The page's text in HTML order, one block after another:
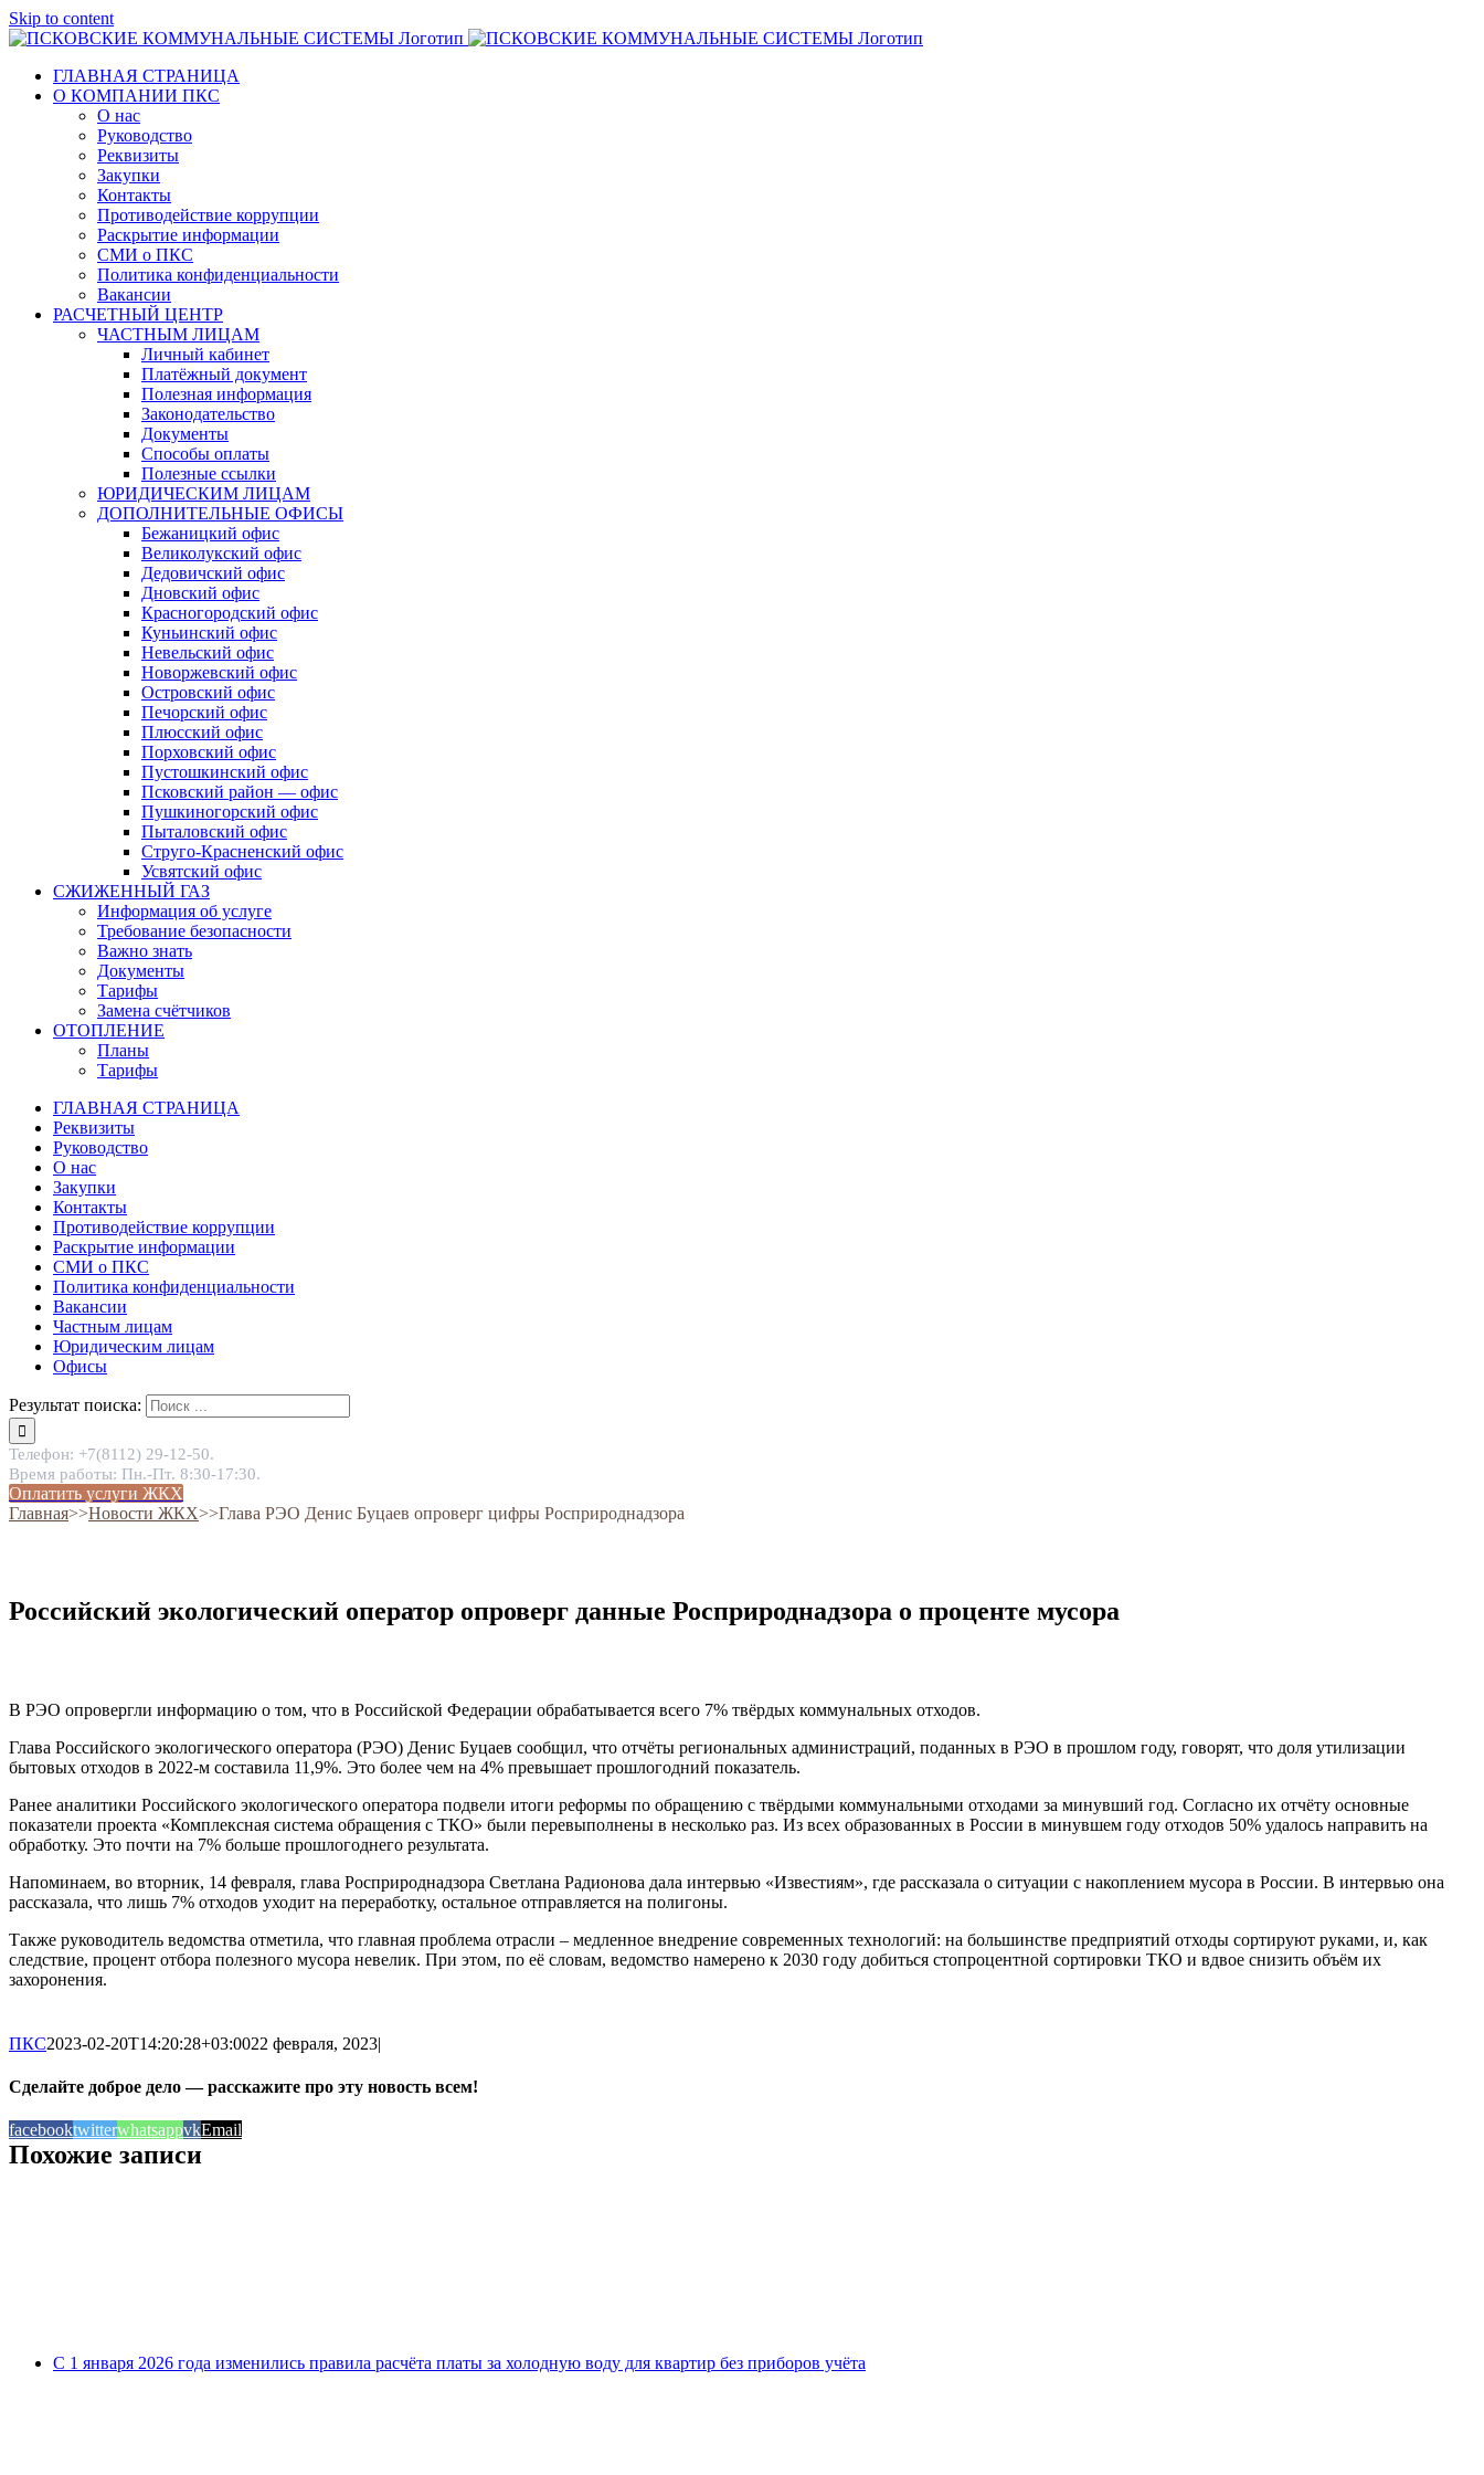
Skip to content
ГЛАВНАЯ СТРАНИЦА
О КОМПАНИИ ПКС
О нас
Руководство
Реквизиты
Закупки
Контакты
Противодействие коррупции
Раскрытие информации
СМИ о ПКС
Политика конфиденциальности
Вакансии
РАСЧЕТНЫЙ ЦЕНТР
ЧАСТНЫМ ЛИЦАМ
Личный кабинет
Платёжный документ
Полезная информация
Законодательство
Документы
Способы оплаты
Полезные ссылки
ЮРИДИЧЕСКИМ ЛИЦАМ
ДОПОЛНИТЕЛЬНЫЕ ОФИСЫ
Бежаницкий офис
Великолукский офис
Дедовичский офис
Дновский офис
Красногородский офис
Куньинский офис
Невельский офис
Новоржевский офис
Островский офис
Печорский офис
Плюсский офис
Порховский офис
Пустошкинский офис
Псковский район — офис
Пушкиногорский офис
Пыталовский офис
Струго-Красненский офис
Усвятский офис
СЖИЖЕННЫЙ ГАЗ
Информация об услуге
Требование безопасности
Важно знать
Документы
Тарифы
Замена счётчиков
ОТОПЛЕНИЕ
Планы
Тарифы
ГЛАВНАЯ СТРАНИЦА
Реквизиты
Руководство
О нас
Закупки
Контакты
Противодействие коррупции
Раскрытие информации
СМИ о ПКС
Политика конфиденциальности
Вакансии
Частным лицам
Юридическим лицам
Офисы
Результат поиска:
Телефон: +7(8112) 29-12-50.
Время работы: Пн.-Пт. 8:30-17:30.
Оплатить услуги ЖКХ
Главная˃˃Новости ЖКХ˃˃Глава РЭО Денис Буцаев опроверг цифры Росприроднадзора
Российский экологический оператор опроверг данные Росприроднадзора о проценте мусора
В РЭО опровергли информацию о том, что в Российской Федерации обрабатывается всего 7% твёрдых коммунальных отходов.
Глава Российского экологического оператора (РЭО) Денис Буцаев сообщил, что отчёты региональных администраций, поданных в РЭО в прошлом году, говорят, что доля утилизации
бытовых отходов в 2022-м составила 11,9%. Это более чем на 4% превышает прошлогодний показатель.
Ранее аналитики Российского экологического оператора подвели итоги реформы по обращению с твёрдыми коммунальными отходами за минувший год. Согласно их отчёту основные
показатели проекта «Комплексная система обращения с ТКО» были перевыполнены в несколько раз. Из всех образованных в России в минувшем году отходов 50% удалось направить на
обработку. Это почти на 7% больше прошлогоднего результата.
Напоминаем, во вторник, 14 февраля, глава Росприроднадзора Светлана Радионова дала интервью «Известиям», где рассказала о ситуации с накоплением мусора в России. В интервью она
рассказала, что лишь 7% отходов уходит на переработку, остальное отправляется на полигоны.
Также руководитель ведомства отметила, что главная проблема отрасли – медленное внедрение современных технологий: на большинстве предприятий отходы сортируют руками, и, как
следствие, процент отбора полезного мусора невелик. При этом, по её словам, ведомство намерено к 2030 году добиться стопроцентной сортировки ТКО и вдвое снизить объём их
захоронения.
ПКС2023-02-20T14:20:28+03:0022 февраля, 2023|
Сделайте доброе дело — расскажите про эту новость всем!
facebooktwitterwhatsappvkEmail
Похожие записи
С 1 января 2026 года изменились правила расчёта платы за холодную воду для квартир без приборов учёта